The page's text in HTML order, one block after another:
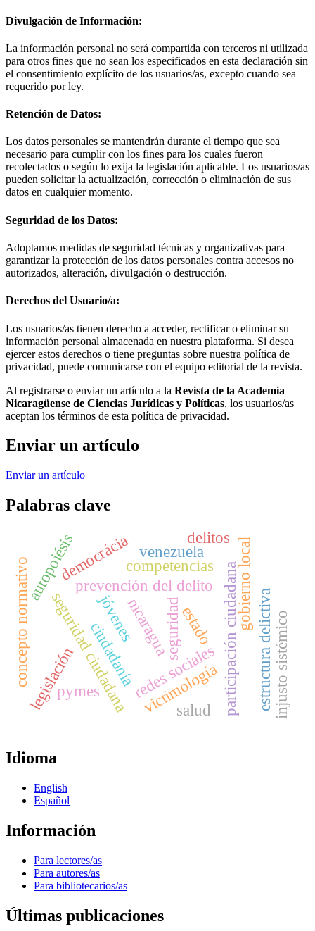
Divulgación de Información:
La información personal no será compartida con terceros ni utilizada
para otros fines que no sean los especificados en esta declaración sin
el consentimiento explícito de los usuarios/as, excepto cuando sea
requerido por ley.
Retención de Datos:
Los datos personales se mantendrán durante el tiempo que sea
necesario para cumplir con los fines para los cuales fueron
recolectados o según lo exija la legislación aplicable. Los usuarios/as
pueden solicitar la actualización, corrección o eliminación de sus
datos en cualquier momento.
Seguridad de los Datos:
Adoptamos medidas de seguridad técnicas y organizativas para
garantizar la protección de los datos personales contra accesos no
autorizados, alteración, divulgación o destrucción.
Derechos del Usuario/a:
Los usuarios/as tienen derecho a acceder, rectificar o eliminar su
información personal almacenada en nuestra plataforma. Si desea
ejercer estos derechos o tiene preguntas sobre nuestra política de
privacidad, puede comunicarse con el equipo editorial de la revista.
Al registrarse o enviar un artículo a la Revista de la Academia
Nicaragüense de Ciencias Jurídicas y Políticas, los usuarios/as
aceptan los términos de esta política de privacidad.
Enviar un artículo
Enviar un artículo
Palabras clave
participación ciudadana
prevención del delito
seguridad
seguridad ciudadana
jóvenes
redes sociales
democrácia
nicaragua
legislaciónciudadanía
gobierno local
competencias
pymes
autopoiésis
concepto normativo estructura delictivainjusto sistémico
venezuela
delitos
victimología
estado
salud
Idioma
English
Español
Información
Para lectores/as
Para autores/as
Para bibliotecarios/as
Últimas publicaciones